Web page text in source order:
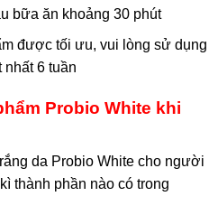
bữa ăn khoảng 30 phút
được tối ưu, vui lòng sử dụng
nhất 6 tuần
Probio White khi
da Probio White cho người
thành phần nào có trong